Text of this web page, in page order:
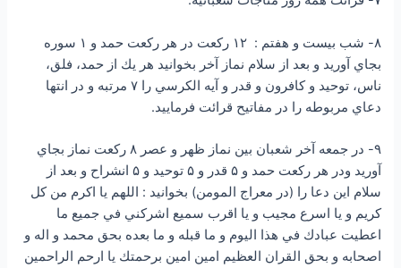
۸- شب بيست و هفتم : ۱۲ ركعت در هر ركعت حمد و ۱ سوره
بجاي آورید و بعد از سلام نماز آخر بخوانيد هر يك از حمد، فلق،
ناس، توحيد و كافرون و قدر و آيه الكرسي را ۷ مرتبه و در انتها
دعاي مربوطه را در مفاتيح قرائت فرماييد.
۹- در جمعه آخر شعبان بين نماز ظهر و عصر ۸ ركعت نماز بجاي
آوريد ودر هر ركعت حمد و ۵ قدر و ۵ توحيد و ۵ انشراح و بعد از
سلام اين دعا را (در معراج المومن) بخوانيد : اللهم يا اكرم من كل
كريم و يا اسرع مجيب و يا اقرب سميع اشركني في جميع ما
اعطيت عبادك في هذا اليوم و ما قبله و ما بعده بحق محمد و اله و
اصحابه و بحق القران العظيم امين امين برحمتك يا ارحم الراحمين